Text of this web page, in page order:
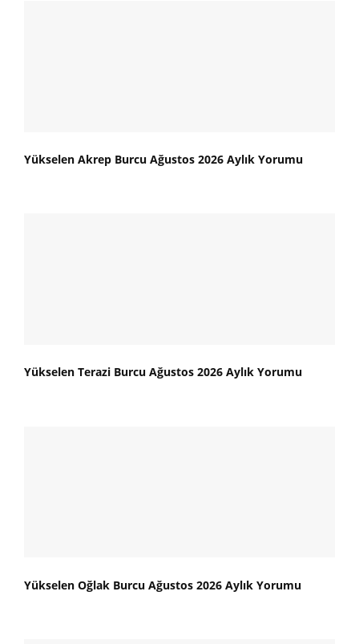
Yükselen Akrep Burcu Ağustos 2026 Aylık Yorumu
Yükselen Terazi Burcu Ağustos 2026 Aylık Yorumu
Yükselen Oğlak Burcu Ağustos 2026 Aylık Yorumu